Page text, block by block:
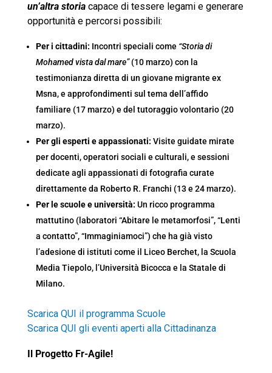
un’altra storiacapace di tessere legami e generare
opportunità e percorsi possibili:
Per i cittadini: Incontri speciali come “Storia di
Mohamed vista dal mare”(10 marzo) con la
testimonianza diretta di un giovane migrante ex
Msna, e approfondimenti sul tema dell’affido
familiare (17 marzo) e del tutoraggio volontario (20
marzo).
Per gli esperti e appassionati: Visite guidate mirate
per docenti, operatori sociali e culturali, e sessioni
dedicate agli appassionati di fotografia curate
direttamente da Roberto R. Franchi (13 e 24 marzo).
Per le scuole e università: Un ricco programma
mattutino (laboratori “Abitare le metamorfosi”, “Lenti
a contatto”, “Immaginiamoci”) che ha già visto
l’adesione di istituti come il Liceo Berchet, la Scuola
Media Tiepolo, l’Università Bicocca e la Statale di
Milano.
Scarica QUI il programma Scuole
Scarica QUI gli eventi aperti alla Cittadinanza
Il Progetto Fr-Agile!